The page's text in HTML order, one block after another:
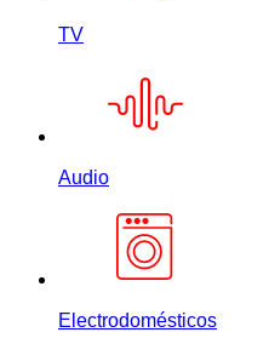
TV
Audio
Electrodomésticos